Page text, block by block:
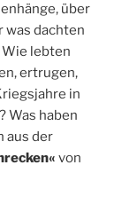
über
was dachten
lebten
ertrugen,
in
Was haben
aus der
von